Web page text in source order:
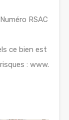
RSAC
ce bien est
: www.